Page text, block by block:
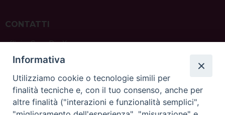
CONTATTI
ufficio: Casa Pio X
via Bonporti, 20 – 35141 Padova
tel: +39 351 619 2354
e mail:ufficiovocazionipadova@gmail.com
Informativa
Utilizziamo cookie o tecnologie simili per
finalità tecniche e, con il tuo consenso, anche per
altre finalità ("interazioni e funzionalità semplici",